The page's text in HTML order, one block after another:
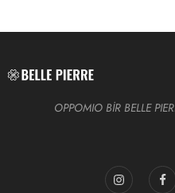
OPPOMIO BİR BELLE